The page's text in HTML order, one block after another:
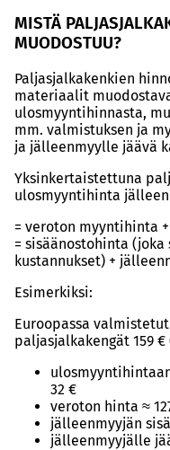
MISTÄ
MUODOSTUU?
Paljasjalkakenkien
materiaalit
ulosmyyntihinnasta,
mm. valmistuksen ja
ja jälleenmyylle jäävä
Yksinkertaistettuna
ulosmyyntihinta
= veroton myyntihinta
= sisäänostohinta
kustannukset) +
Esimerkiksi:
Euroopassa
paljasjalkakengät 159 €
32 €
veroton hinta ≈
jälleenmyyjän
jälleenmyyjälle